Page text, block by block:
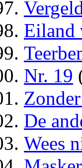
Eiland
Nr. 19
De
Wees